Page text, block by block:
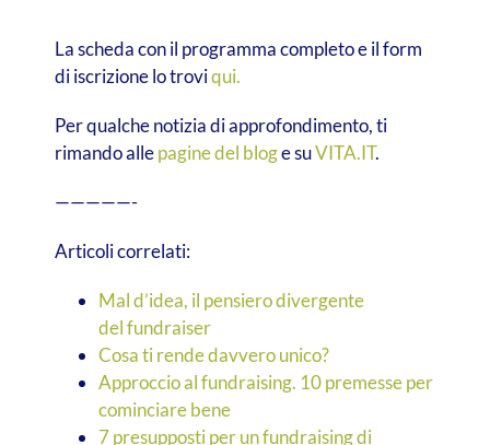
La scheda con il programma completo e il form
di iscrizione lo troviqui.
Per qualche notizia di approfondimento, ti
rimando allepagine del bloge suVITA.IT.
—————-
Articoli correlati:
Mal d’idea, il pensiero divergente
del fundraiser
Cosa ti rende davvero unico?
Approccio al fundraising. 10 premesse per
cominciare bene
7 presupposti per un fundraising di